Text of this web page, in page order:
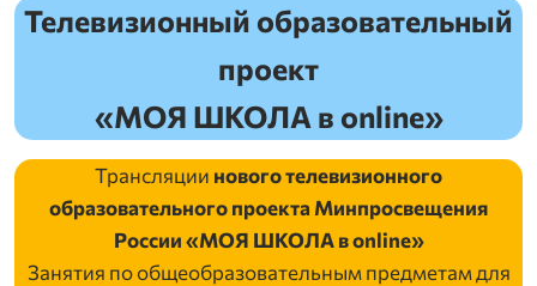
Телевизионный образовательный
проект
«МОЯ ШКОЛА в online»
Трансляции нового телевизионного
образовательного проекта Минпросвещения
России «МОЯ ШКОЛА в online»
Занятия по общеобразовательным предметам для